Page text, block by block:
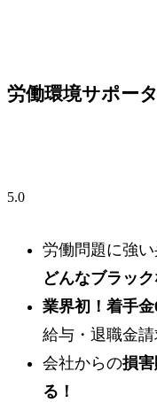
労働環境サポー
5.0
労働問題に強い
どんなブラッ
業界初！ 着手金
給与・退職金請
会社からの損
る！